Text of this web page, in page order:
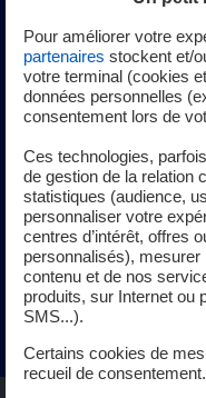
Le raccordement, la
l'environnement,
lesquels la R&D est
Des équipes
compétences très
complémentaire pour
carbone.
Découvrez les
Pour améliorer votre
partenaires stockent et/
votre terminal (cookies
données personnelles
consentement lors de
Ces technologies,
de gestion de la relation
statistiques (audience,
personnaliser votre
centres d’intérêt, offres
personnalisés),
contenu et de nos
produits, sur Internet ou
SMS...).
Certains cookies de
recueil de consentement.